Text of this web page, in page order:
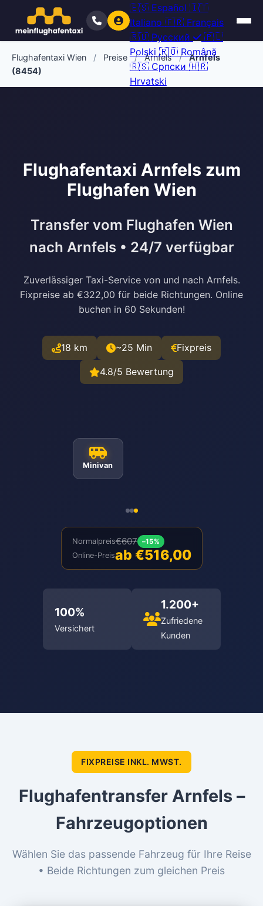
🇪🇸 Español 🇮🇹
Italiano 🇫🇷 Français
🇷🇺 Русский
🇵🇱
Polski 🇷🇴 Română
🇷🇸 Српски 🇭🇷
Hrvatski
Flughafentaxi Wien / Preise / Arnfels /
Arnfels
(8454)
Flughafentaxi Arnfels zum
Flughafen Wien
Transfer vom Flughafen Wien
nach Arnfels • 24/7 verfügbar
Zuverlässiger Taxi-Service von und nach Arnfels.
Fixpreise ab €322,00 für beide Richtungen. Online
buchen in 60 Sekunden!
18 km ~25 Min Fixpreis
4.8/5 Bewertung
Minivan
Normalpreis€607 –15%
Online-Preisab €516,00
100%
Versichert
1.200+
Zufriedene
Kunden
FIXPREISE INKL. MWST.
Flughafentransfer Arnfels –
Fahrzeugoptionen
Wählen Sie das passende Fahrzeug für Ihre Reise
• Beide Richtungen zum gleichen Preis